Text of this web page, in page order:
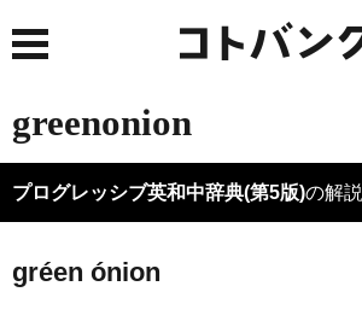
greenonion
プログレッシブ英和中辞典(第5版)の解説
gréen ónion